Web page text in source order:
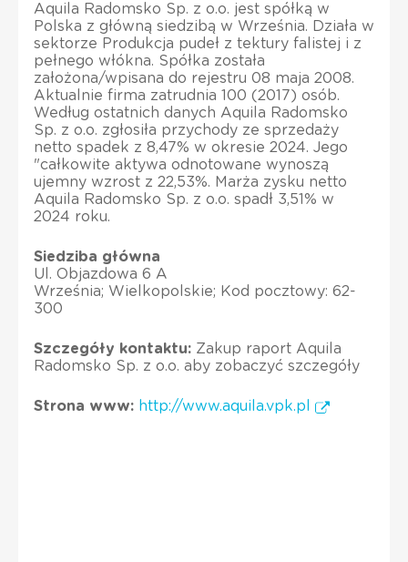
Aquila Radomsko Sp. z o.o. jest spółką w
Polska z główną siedzibą w Września. Działa w
sektorze Produkcja pudeł z tektury falistej i z
pełnego włókna. Spółka została
założona/wpisana do rejestru 08 maja 2008.
Aktualnie firma zatrudnia 100 (2017) osób.
Według ostatnich danych Aquila Radomsko
Sp. z o.o. zgłosiła przychody ze sprzedaży
netto spadek z 8,47% w okresie 2024. Jego
"całkowite aktywa odnotowane wynoszą
ujemny wzrost z 22,53%. Marża zysku netto
Aquila Radomsko Sp. z o.o. spadł 3,51% w
2024 roku.
Siedziba główna
Ul. Objazdowa 6 A
Września; Wielkopolskie; Kod pocztowy: 62-
300
Szczegóły kontaktu: Zakup raport Aquila
Radomsko Sp. z o.o. aby zobaczyć szczegóły
Strona www: http://www.aquila.vpk.pl